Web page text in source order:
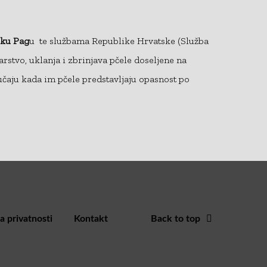
Pagu te službama Republike Hrvatske (Služba
uklanja i zbrinjava pčele doseljene na
kada im pčele predstavljaju opasnost po
privatnosti Kontakt Back to top